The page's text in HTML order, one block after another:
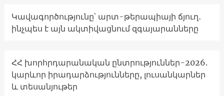
Կավագործությունը՝ արտ-թերապիայի ճյուղ․
ինչպես է այն ակտիվացնում զգայարանները
ՀՀ խորհրդարանական ընտրություններ-2026.
կարևոր իրադարձությունները, լուսանկարներ
և տեսանյութեր